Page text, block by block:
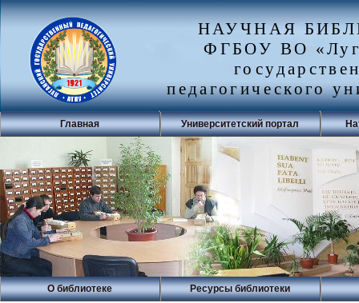
НАУЧНАЯ
ФГБОУ ВО
педагогического
Главная Университетский портал
О библиотеке Ресурсы библиотеки